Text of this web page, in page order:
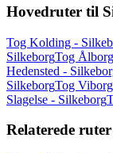
Hovedruter til
Tog Kolding -
SilkeborgTog
Hedensted -
SilkeborgTog
Slagelse - Silkeborg
Relaterede ruter